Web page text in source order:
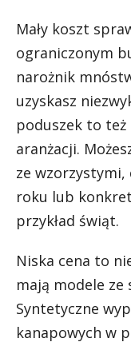
Mały koszt
ograniczonym
narożnik
uzyskasz
poduszek to też
aranżacji.
ze
roku lub
przykład świąt.
Niska cena to
mają modele ze
Syntetyczne
kanapowych w